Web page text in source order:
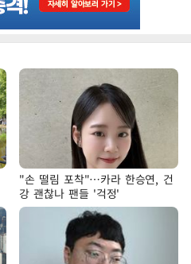
"손 떨림 포착"…카라 한승연, 건
강 괜찮나 팬들 '걱정'